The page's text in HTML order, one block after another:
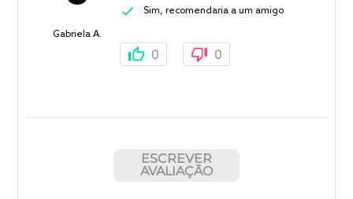
Gabriela A.
Sim, recomendaria a um amigo
0 0
ESCREVER
AVALIAÇÃO